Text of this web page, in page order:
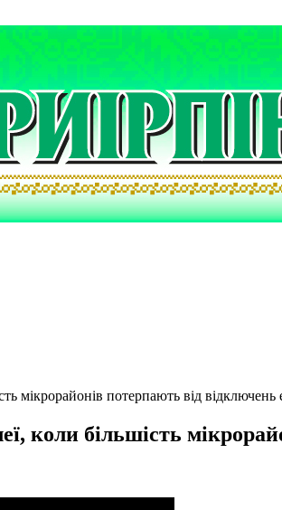
мікрорайонів потерпають від відключень
коли більшість